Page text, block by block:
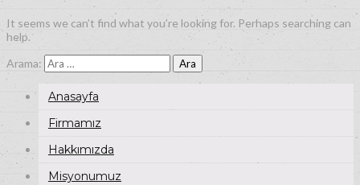
It seems we can’t find what you’re looking for. Perhaps searching can
help.
Arama:
Anasayfa
Firmamız
Hakkımızda
Misyonumuz